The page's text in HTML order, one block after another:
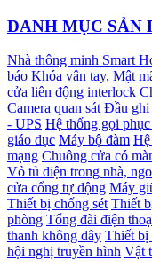
DANH MỤC SẢN
Nhà thông minh Smart
báo Khóa vân tay, Mật
cửa liên động interlock
Camera quan sát Đầu ghi
- UPS Hệ thống gọi
giáo dục Máy bộ đàm Hệ
mạng Chuông cửa có
Vỏ tủ điện trong nhà,
cửa cổng tự động Máy
Thiết bị chống sét Thiết
phòng Tổng đài điện
thanh không dây Thiết bị
hội nghị truyền hình Vật